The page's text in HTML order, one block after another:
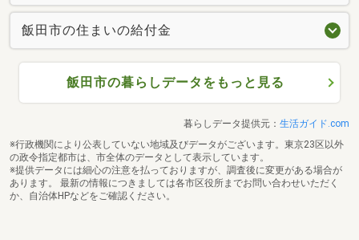
飯田市の住まいの給付金
飯田市の暮らしデータをもっと見る
暮らしデータ提供元： 生活ガイド.com
※行政機関により公表していない地域及びデータがございます。東京23区以外
の政令指定都市は、市全体のデータとして表示しています。
※提供データには細心の注意を払っておりますが、調査後に変更がある場合が
あります。 最新の情報につきましては各市区役所までお問い合わせいただく
か、自治体HPなどをご確認ください。